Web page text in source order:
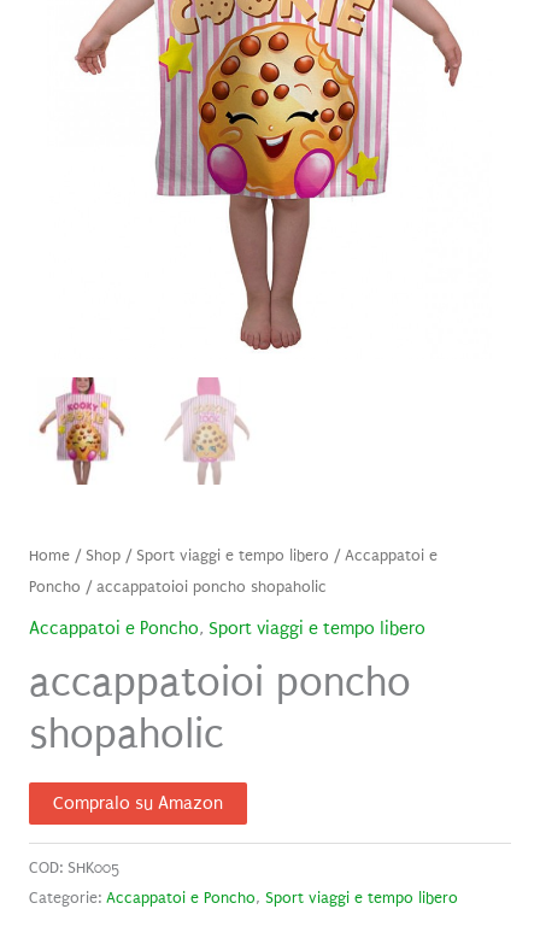
Home/ Shop/ Sport viaggi e tempo libero /Accappatoi e
Poncho / accappatoioi poncho shopaholic
Accappatoi e Poncho, Sport viaggi e tempo libero
accappatoioi poncho
shopaholic
Compralo su Amazon
COD: SHK005
Categorie: Accappatoi e Poncho, Sport viaggi e tempo libero